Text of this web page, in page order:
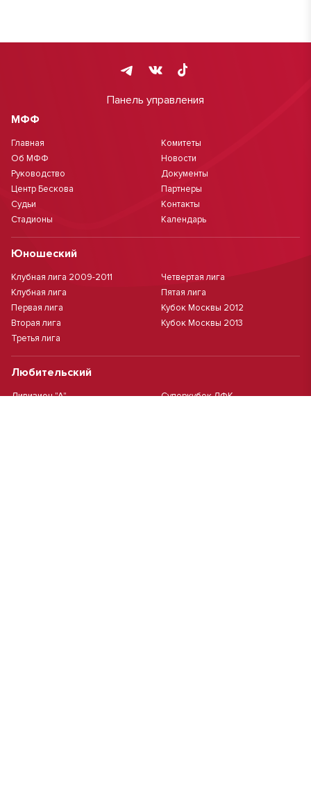
Панель управления
МФФ
Главная
Об МФФ
Руководство
Центр Бескова
Судьи
Стадионы
Комитеты
Новости
Документы
Партнеры
Контакты
Календарь
Юношеский
Клубная лига 2009-2011
Клубная лига
Первая лига
Вторая лига
Третья лига
Четвертая лига
Пятая лига
Кубок Москвы 2012
Кубок Москвы 2013
Любительский
Дивизион "А"
Суперкубок ЛФК